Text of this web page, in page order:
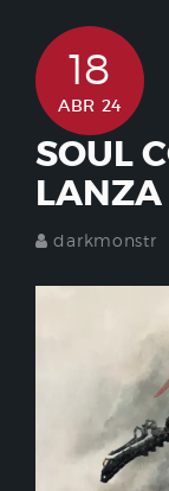
18
ABR 24
SOUL
LANZA
darkmonstr